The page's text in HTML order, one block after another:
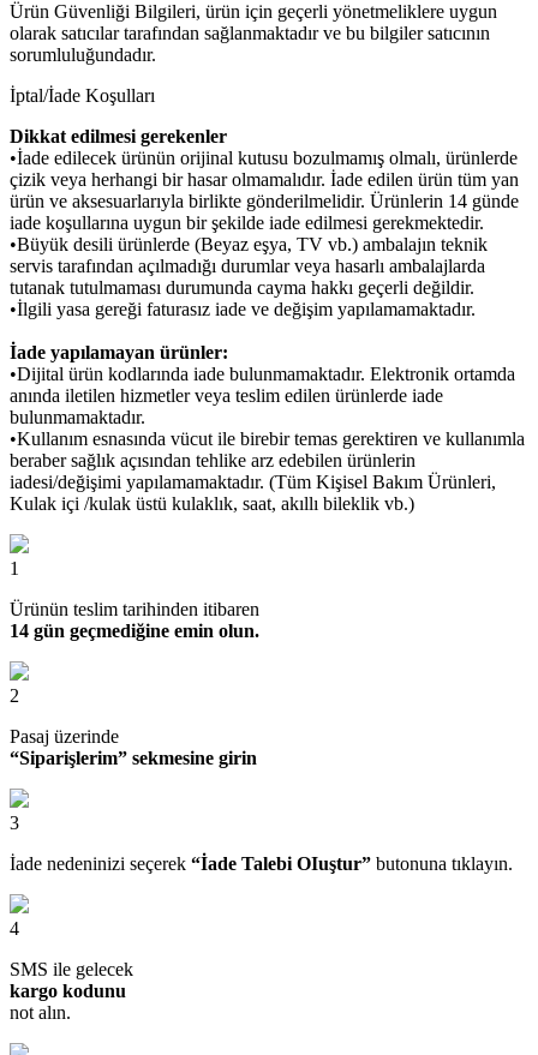
Ürün Güvenliği Bilgileri, ürün için geçerli yönetmeliklere uygun
olarak satıcılar tarafından sağlanmaktadır ve bu bilgiler satıcının
sorumluluğundadır.
İptal/İade Koşulları
Dikkat edilmesi gerekenler
•İade edilecek ürünün orijinal kutusu bozulmamış olmalı, ürünlerde
çizik veya herhangi bir hasar olmamalıdır. İade edilen ürün tüm yan
ürün ve aksesuarlarıyla birlikte gönderilmelidir. Ürünlerin 14 günde
iade koşullarına uygun bir şekilde iade edilmesi gerekmektedir.
•Büyük desili ürünlerde (Beyaz eşya, TV vb.) ambalajın teknik
servis tarafından açılmadığı durumlar veya hasarlı ambalajlarda
tutanak tutulmaması durumunda cayma hakkı geçerli değildir.
•İlgili yasa gereği faturasız iade ve değişim yapılamamaktadır.
İade yapılamayan ürünler:
•Dijital ürün kodlarında iade bulunmamaktadır. Elektronik ortamda
anında iletilen hizmetler veya teslim edilen ürünlerde iade
bulunmamaktadır.
•Kullanım esnasında vücut ile birebir temas gerektiren ve kullanımla
beraber sağlık açısından tehlike arz edebilen ürünlerin
iadesi/değişimi yapılamamaktadır. (Tüm Kişisel Bakım Ürünleri,
Kulak içi /kulak üstü kulaklık, saat, akıllı bileklik vb.)
1
Ürünün teslim tarihinden itibaren
14 gün geçmediğine emin olun.
2
Pasaj üzerinde
“Siparişlerim” sekmesine girin
3
İade nedeninizi seçerek “İade Talebi OIuştur” butonuna tıklayın.
4
SMS ile gelecek
kargo kodunu
not alın.